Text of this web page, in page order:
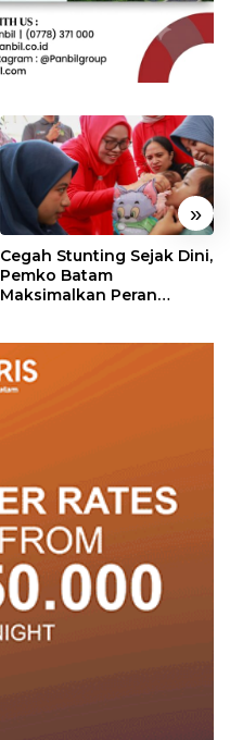
»
Cegah Stunting Sejak Dini,
Pemko Batam
Maksimalkan Peran